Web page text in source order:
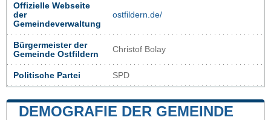
Offizielle Webseite
der
Gemeindeverwaltung
ostfildern.de/
Bürgermeister der
Gemeinde Ostfildern
Christof Bolay
Politische Partei SPD
DEMOGRAFIE DER GEMEINDE